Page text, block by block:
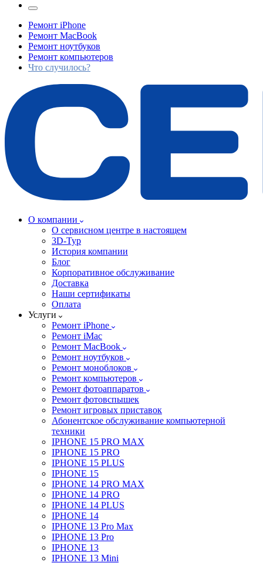
Ремонт iPhone
Ремонт MacBook
Ремонт ноутбуков
Ремонт компьютеров
Что случилось?
О компании
О сервисном центре в настоящем
3D-Тур
История компании
Блог
Корпоративное обслуживание
Доставка
Наши сертификаты
Оплата
Услуги
Ремонт iPhone
Ремонт iMac
Ремонт MacBook
Ремонт ноутбуков
Ремонт моноблоков
Ремонт компьютеров
Ремонт фотоаппаратов
Ремонт фотовспышек
Ремонт игровых приставок
Абонентское обслуживание компьютерной
техники
IPHONE 15 PRO MAX
IPHONE 15 PRO
IPHONE 15 PLUS
IPHONE 15
IPHONE 14 PRO MAX
IPHONE 14 PRO
IPHONE 14 PLUS
IPHONE 14
IPHONE 13 Pro Max
IPHONE 13 Pro
IPHONE 13
IPHONE 13 Mini